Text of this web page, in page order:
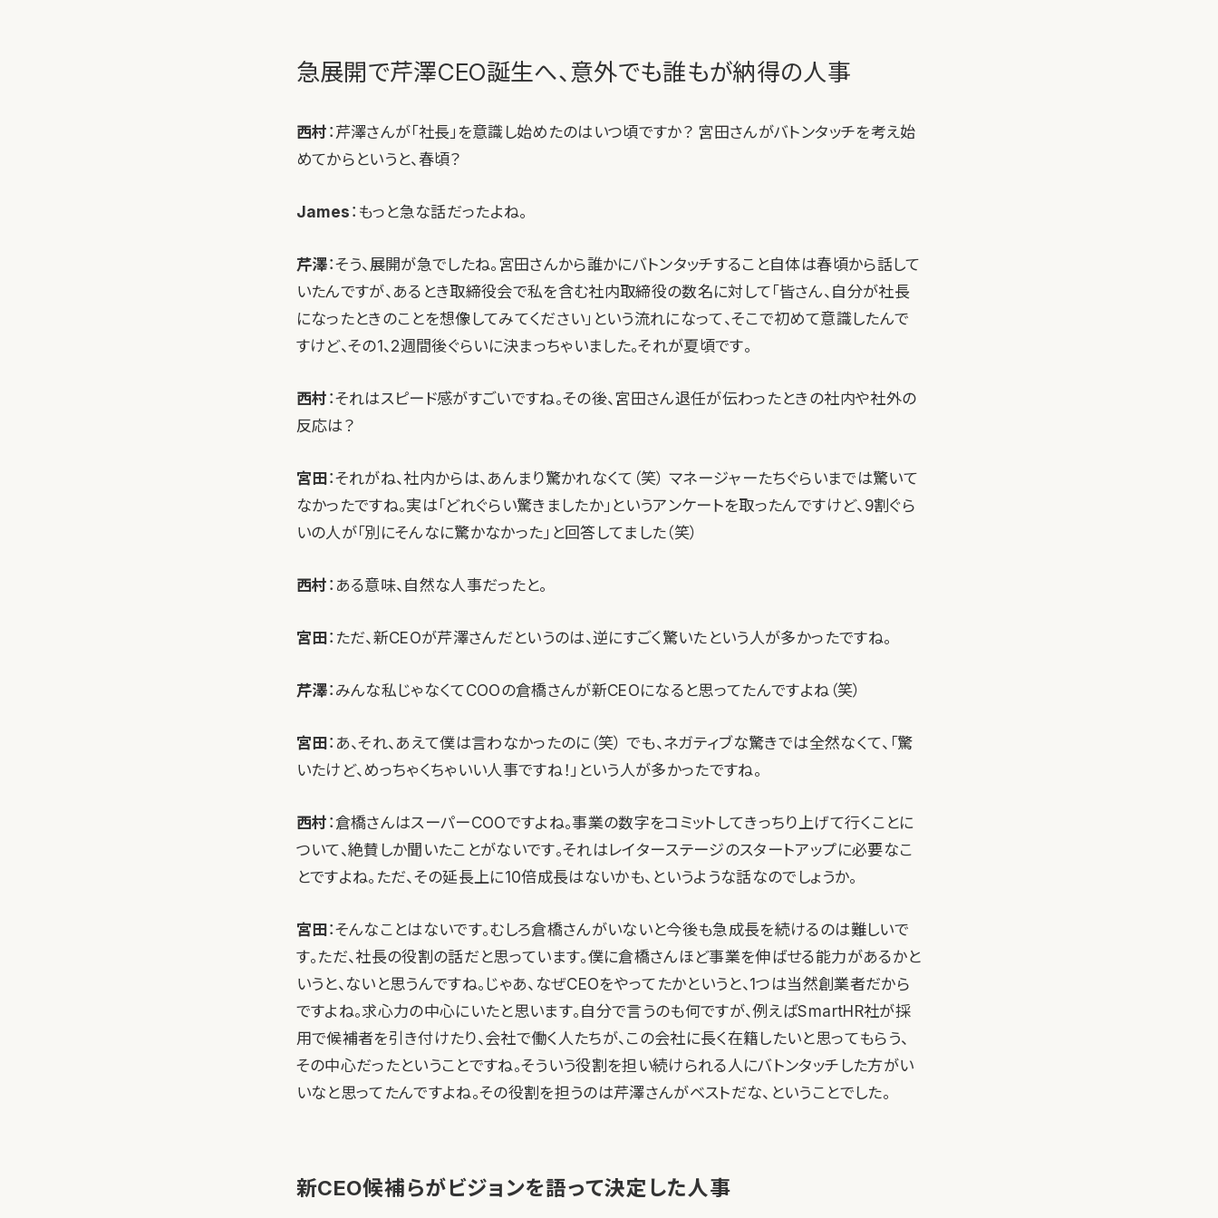
急展開で芹澤CEO誕生へ、意外でも誰もが納得の人事
西村：芹澤さんが「社長」を意識し始めたのはいつ頃ですか？ 宮田さんがバトンタッチを考え始
めてからというと、春頃？
James：もっと急な話だったよね。
芹澤：そう、展開が急でしたね。宮田さんから誰かにバトンタッチすること自体は春頃から話して
いたんですが、あるとき取締役会で私を含む社内取締役の数名に対して「皆さん、自分が社長
になったときのことを想像してみてください」という流れになって、そこで初めて意識したんで
すけど、その1、2週間後ぐらいに決まっちゃいました。それが夏頃です。
西村：それはスピード感がすごいですね。その後、宮田さん退任が伝わったときの社内や社外の
反応は？
宮田：それがね、社内からは、あんまり驚かれなくて（笑） マネージャーたちぐらいまでは驚いて
なかったですね。実は「どれぐらい驚きましたか」というアンケートを取ったんですけど、9割ぐら
いの人が「別にそんなに驚かなかった」と回答してました（笑）
西村：ある意味、自然な人事だったと。
宮田：ただ、新CEOが芹澤さんだというのは、逆にすごく驚いたという人が多かったですね。
芹澤：みんな私じゃなくてCOOの倉橋さんが新CEOになると思ってたんですよね（笑）
宮田：あ、それ、あえて僕は言わなかったのに（笑） でも、ネガティブな驚きでは全然なくて、「驚
いたけど、めっちゃくちゃいい人事ですね！」という人が多かったですね。
西村：倉橋さんはスーパーCOOですよね。事業の数字をコミットしてきっちり上げて行くことに
ついて、絶賛しか聞いたことがないです。それはレイターステージのスタートアップに必要なこ
とですよね。ただ、その延長上に10倍成長はないかも、というような話なのでしょうか。
宮田：そんなことはないです。むしろ倉橋さんがいないと今後も急成長を続けるのは難しいで
す。ただ、社長の役割の話だと思っています。僕に倉橋さんほど事業を伸ばせる能力があるかと
いうと、ないと思うんですね。じゃあ、なぜCEOをやってたかというと、1つは当然創業者だから
ですよね。求心力の中心にいたと思います。自分で言うのも何ですが、例えばSmartHR社が採
用で候補者を引き付けたり、会社で働く人たちが、この会社に長く在籍したいと思ってもらう、
その中心だったということですね。そういう役割を担い続けられる人にバトンタッチした方がい
いなと思ってたんですよね。その役割を担うのは芹澤さんがベストだな、ということでした。
新CEO候補らがビジョンを語って決定した人事